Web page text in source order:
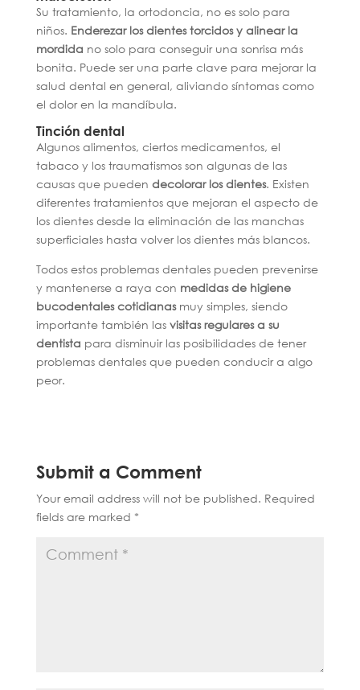
Su tratamiento, la ortodoncia, no es solo para
niños. Enderezar los dientes torcidos y alinear la
mordida no solo para conseguir una sonrisa más
bonita. Puede ser una parte clave para mejorar la
salud dental en general, aliviando síntomas como
el dolor en la mandíbula.
Tinción dental
Algunos alimentos, ciertos medicamentos, el
tabaco y los traumatismos son algunas de las
causas que pueden decolorar los dientes. Existen
diferentes tratamientos que mejoran el aspecto de
los dientes desde la eliminación de las manchas
superficiales hasta volver los dientes más blancos.
Todos estos problemas dentales pueden prevenirse
y mantenerse a raya con medidas de higiene
bucodentales cotidianasmuy simples, siendo
importante también las visitas regulares a su
dentista para disminuir las posibilidades de tener
problemas dentales que pueden conducir a algo
peor.
Submit a Comment
Your email address will not be published. Required
fields are marked *